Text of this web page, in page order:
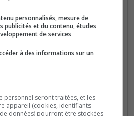
personnalisés, mesure de
publicités et du contenu, études
de services
à des informations sur un
personnel seront traitées, et les
appareil (cookies, identifiants
données) pourront être stockées